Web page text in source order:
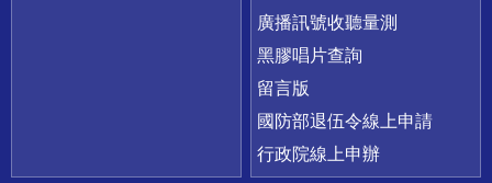
廣播訊號收聽量測
黑膠唱片查詢
留言版
國防部退伍令線上申請
行政院線上申辦